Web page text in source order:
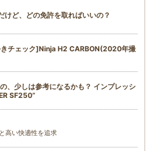
けど、どの免許を取ればいいの？
チェック]Ninja H2 CARBON(2020年撮
、少しは参考になるかも？ インプレッシ
SF250”
高い快適性を追求